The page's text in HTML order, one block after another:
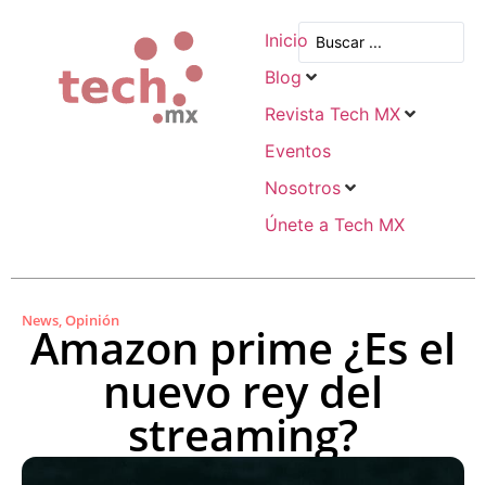
Inicio
Blog
Revista Tech MX
Eventos
Nosotros
Únete a Tech MX
News,Opinión
Amazon prime ¿Es el
nuevo rey del
streaming?